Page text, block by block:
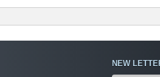
NEW